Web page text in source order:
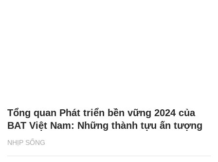
NHỊP SỐNG
Tổng quan Phát triển bền vững 2024 của
BAT Việt Nam: Những thành tựu ấn tượng